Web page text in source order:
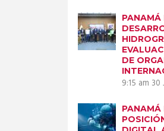
PANAMÁ
DE
9:15 am 30
PANAMÁ